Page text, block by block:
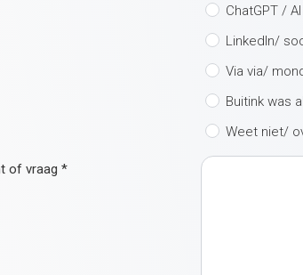
ChatGPT / AI
LinkedIn/
Via via/
Buitink was
Weet niet/
of vraag *